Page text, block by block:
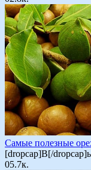
Самые полезные
[dropcap]В[/
05.7к.